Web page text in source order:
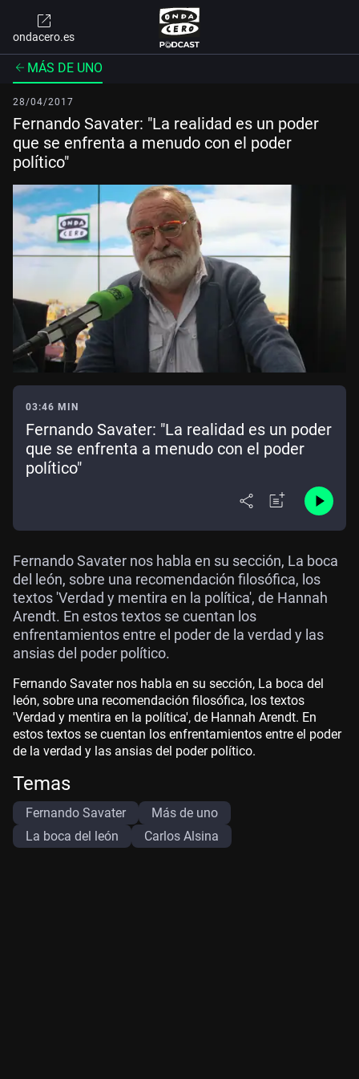
ondacero.es
MÁS DE UNO
28/04/2017
Fernando Savater: "La realidad es un poder
que se enfrenta a menudo con el poder
político"
03:46 MIN
Fernando Savater: "La realidad es un poder
que se enfrenta a menudo con el poder
político"
Fernando Savater nos habla en su sección, La boca
del león, sobre una recomendación filosófica, los
textos 'Verdad y mentira en la política', de Hannah
Arendt. En estos textos se cuentan los
enfrentamientos entre el poder de la verdad y las
ansias del poder político.
Fernando Savater nos habla en su sección, La boca del
león, sobre una recomendación filosófica, los textos
'Verdad y mentira en la política', de Hannah Arendt. En
estos textos se cuentan los enfrentamientos entre el poder
de la verdad y las ansias del poder político.
Temas
Fernando Savater
Más de uno
La boca del león
Carlos Alsina